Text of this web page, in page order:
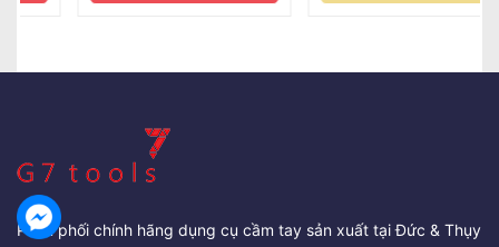
Phân phối chính hãng dụng cụ cầm tay sản xuất tại Đức & Thụy